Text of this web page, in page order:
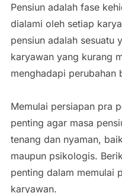
Pensiun adalah fase
dialami oleh setiap
pensiun adalah sesuatu
karyawan yang kurang
menghadapi perubahan
Memulai persiapan pra
penting agar masa
tenang dan nyaman,
maupun psikologis.
penting dalam memulai
karyawan.